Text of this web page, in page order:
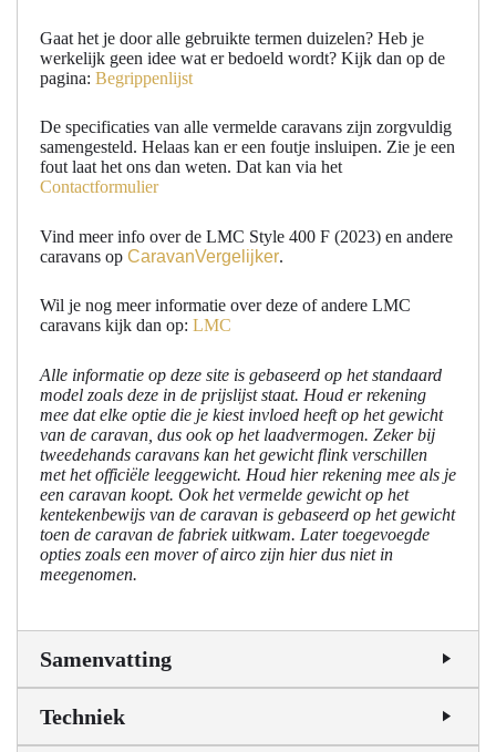
Gaat het je door alle gebruikte termen duizelen? Heb je
werkelijk geen idee wat er bedoeld wordt? Kijk dan op de
pagina: Begrippenlijst
De specificaties van alle vermelde caravans zijn zorgvuldig
samengesteld. Helaas kan er een foutje insluipen. Zie je een
fout laat het ons dan weten. Dat kan via het
Contactformulier
Vind meer info over de LMC Style 400 F (2023) en andere
caravans op CaravanVergelijker.
Wil je nog meer informatie over deze of andere LMC
caravans kijk dan op: LMC
Alle informatie op deze site is gebaseerd op het standaard
model zoals deze in de prijslijst staat. Houd er rekening
mee dat elke optie die je kiest invloed heeft op het gewicht
van de caravan, dus ook op het laadvermogen. Zeker bij
tweedehands caravans kan het gewicht flink verschillen
met het officiële leeggewicht. Houd hier rekening mee als je
een caravan koopt. Ook het vermelde gewicht op het
kentekenbewijs van de caravan is gebaseerd op het gewicht
toen de caravan de fabriek uitkwam. Later toegevoegde
opties zoals een mover of airco zijn hier dus niet in
meegenomen.
Samenvatting
Techniek